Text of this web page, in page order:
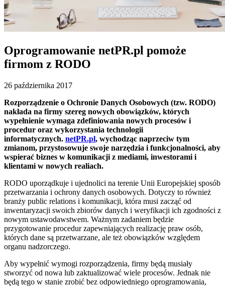
Oprogramowanie netPR.pl pomoże
firmom z RODO
26 października 2017
Rozporządzenie o Ochronie Danych Osobowych (tzw. RODO)
nakłada na firmy szereg nowych obowiązków, których
wypełnienie wymaga zdefiniowania nowych procesów i
procedur oraz wykorzystania technologii
informatycznych. netPR.pl, wychodząc naprzeciw tym
zmianom, przystosowuje swoje narzędzia i funkcjonalności, aby
wspierać biznes w komunikacji z mediami, inwestorami i
klientami w nowych realiach.
RODO uporządkuje i ujednolici na terenie Unii Europejskiej sposób
przetwarzania i ochrony danych osobowych. Dotyczy to również
branży public relations i komunikacji, która musi zacząć od
inwentaryzacji swoich zbiorów danych i weryfikacji ich zgodności z
nowym ustawodawstwem. Ważnym zadaniem będzie
przygotowanie procedur zapewniających realizację praw osób,
których dane są przetwarzane, ale też obowiązków względem
organu nadzorczego.
Aby wypełnić wymogi rozporządzenia, firmy będą musiały
stworzyć od nowa lub zaktualizować wiele procesów. Jednak nie
będą tego w stanie zrobić bez odpowiedniego oprogramowania,